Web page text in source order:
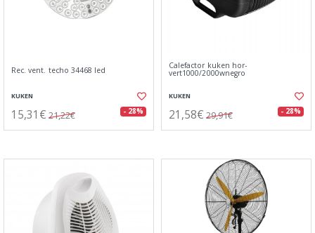
Rec. vent. techo 34468 led
KUKEN
15,31€ 21,22€ - 28%
Calefactor kuken hor-
vert1000/2000wnegro
KUKEN
21,58€ 29,91€ - 28%